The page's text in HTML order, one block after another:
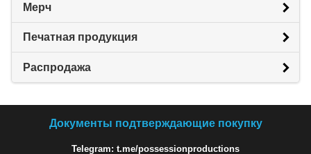
Мерч
Печатная продукция
Распродажа
Документы подтверждающие покупку
Telegram: t.me/possessionproductions